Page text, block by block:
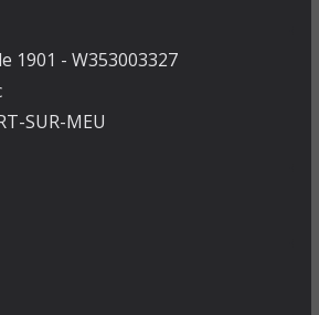
1901 - W353003327
SUR-MEU